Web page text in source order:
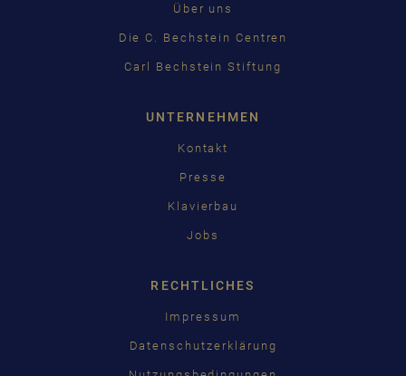
Über uns
Die C. Bechstein Centren
Carl Bechstein Stiftung
UNTERNEHMEN
Kontakt
Presse
Klavierbau
Jobs
RECHTLICHES
Impressum
Datenschutzerklärung